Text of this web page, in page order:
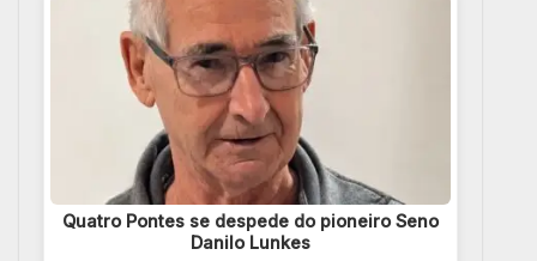
Quatro Pontes se despede do pioneiro Seno
Danilo Lunkes